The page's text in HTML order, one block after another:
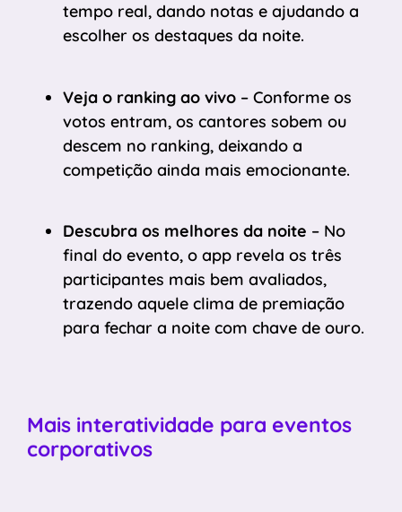
tempo real, dando notas e ajudando a
escolher os destaques da noite.
Veja o ranking ao vivo – Conforme os
votos entram, os cantores sobem ou
descem no ranking, deixando a
competição ainda mais emocionante.
Descubra os melhores da noite – No
final do evento, o app revela os três
participantes mais bem avaliados,
trazendo aquele clima de premiação
para fechar a noite com chave de ouro.
Mais interatividade para eventos
corporativos